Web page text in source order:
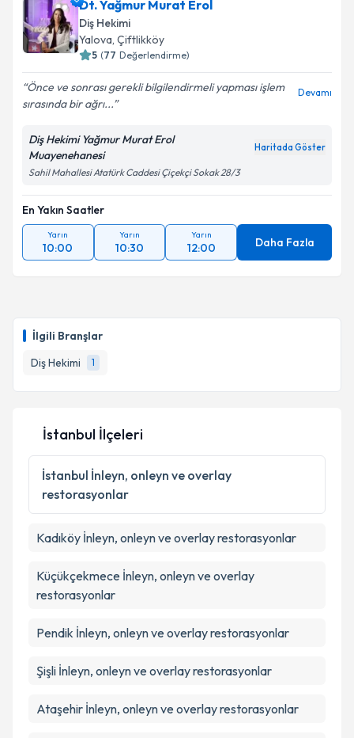
İlgili Branşlar
Diş Hekimi
1
Dt. Yağmur Murat Erol
Diş Hekimi
Yalova, Çiftlikköy
5 (77 Değerlendirme)
Önce ve sonrası gerekli bilgilendirmeli yapması işlem
sırasında bir ağrı...
Devamı
Diş Hekimi Yağmur Murat Erol
Muayenehanesi
Haritada Göster
Sahil Mahallesi Atatürk Caddesi Çiçekçi Sokak 28/3
En Yakın Saatler
Yarın
10:00
Yarın
10:30
Yarın
12:00 Daha Fazla
İstanbul İlçeleri
İstanbul İnleyn, onleyn ve overlay
restorasyonlar
Kadıköy İnleyn, onleyn ve overlay restorasyonlar
Küçükçekmece İnleyn, onleyn ve overlay
restorasyonlar
Pendik İnleyn, onleyn ve overlay restorasyonlar
Şişli İnleyn, onleyn ve overlay restorasyonlar
Ataşehir İnleyn, onleyn ve overlay restorasyonlar